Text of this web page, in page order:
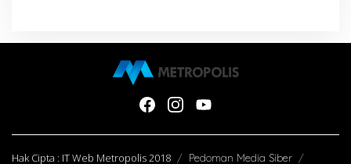
Hak Cipta : IT Web Metropolis 2018 Pedoman Media Siber